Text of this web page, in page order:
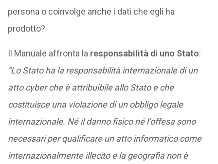
persona o coinvolge anche i dati che egli ha
prodotto?
Il Manuale affronta la responsabilità di uno Stato:
“Lo Stato ha la responsabilità internazionale di un
atto cyber che è attribuibile allo Stato e che
costituisce una violazione di un obbligo legale
internazionale. Né il danno fisico né l’offesa sono
necessari per qualificare un atto informatico come
internazionalmente illecito e la geografia non è